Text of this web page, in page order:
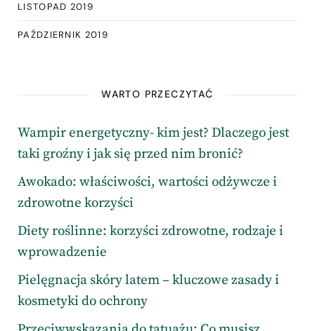
LISTOPAD 2019
PAŹDZIERNIK 2019
WARTO PRZECZYTAĆ
Wampir energetyczny- kim jest? Dlaczego jest
taki groźny i jak się przed nim bronić?
Awokado: właściwości, wartości odżywcze i
zdrowotne korzyści
Diety roślinne: korzyści zdrowotne, rodzaje i
wprowadzenie
Pielęgnacja skóry latem – kluczowe zasady i
kosmetyki do ochrony